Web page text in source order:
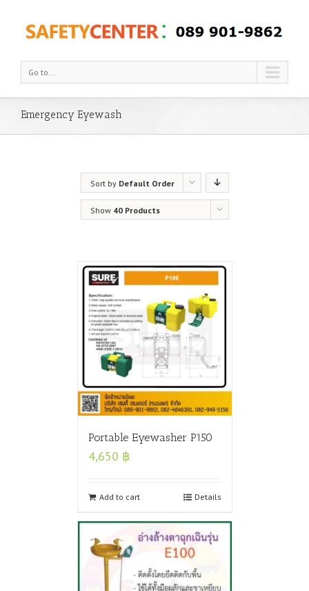
Go to...
Emergency Eyewash
Sort by Default Order
Show 40 Products
Portable Eyewasher P150
4,650 ฿
Add to cart Details